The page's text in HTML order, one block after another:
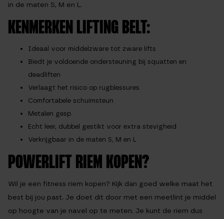
in de maten S, M en L.
KENMERKEN LIFTING BELT:
Ideaal voor middelzware tot zware lifts
Biedt je voldoende ondersteuning bij squatten en
deadliften
Verlaagt het risico op rugblessures
Comfortabele schuimsteun
Metalen gesp
Echt leer, dubbel gestikt voor extra stevigheid
Verkrijgbaar in de maten S, M en L
POWERLIFT RIEM KOPEN?
Wil je een fitness riem kopen? Kijk dan goed welke maat het
best bij jou past. Je doet dit door met een meetlint je middel
op hoogte van je navel op te meten. Je kunt de riem dus